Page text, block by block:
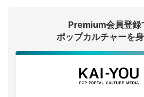
ログインする
Premium会員登録
ポップカルチャーを